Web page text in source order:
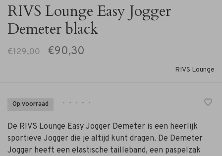
RIVS Lounge Easy Jogger
Demeter black
€129,00 €90,30
RIVS Lounge
Op voorraad • • • • •
De RIVS Lounge Easy Jogger Demeter is een heerlijk
sportieve Jogger die je altijd kunt dragen. De Demeter
Jogger heeft een elastische tailleband, een paspelzak